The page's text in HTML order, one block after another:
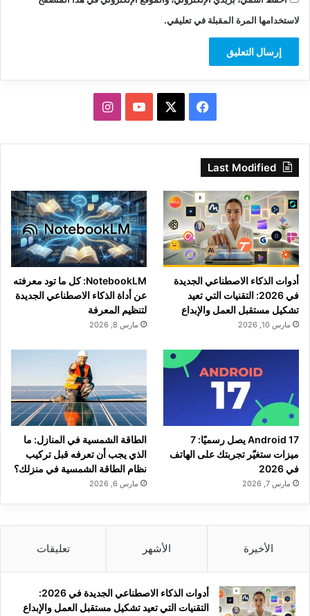
لاستخدامها المرة المقبلة في تعليقي.
فيسبوك ‫YouTubeانستقرام
Last Modified
أدوات الذكاء الاصطناعي الجديدة
في 2026: التقنيات التي تعيد
تشكيل مستقبل العمل والإبداع
مارس 10, 2026
NotebookLM: كل ما تود معرفته
عن أداة الذكاء الاصطناعي الجديدة
لتنظيم المعرفة
مارس 8, 2026
Android 17 يصل رسميًا: 7
ميزات ستغيّر تجربتك على الهاتف
في 2026
مارس 7, 2026
الطاقة الشمسية في المنازل: ما
الذي يجب أن تعرفه قبل تركيب
نظام الطاقة الشمسية في منزلك؟
مارس 6, 2026
الأخيرة الأشهر تعليقات
أدوات الذكاء الاصطناعي الجديدة في 2026:
التقنيات التي تعيد تشكيل مستقبل العمل والإبداع